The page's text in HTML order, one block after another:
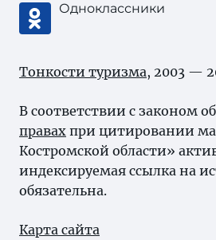
Одноклассники
Тонкости туризма, 2003 —
В соответствии с законом об
правах при цитировании
Костромской области»
индексируемая ссылка на
обязательна.
Карта сайта